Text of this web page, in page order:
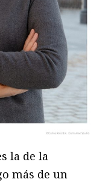
la de la
más de un